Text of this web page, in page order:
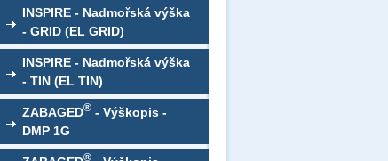
INSPIRE - Nadmořská výška
- GRID (EL GRID)
INSPIRE - Nadmořská výška
- TIN (EL TIN)
ZABAGED® - Výškopis -
DMP 1G
®